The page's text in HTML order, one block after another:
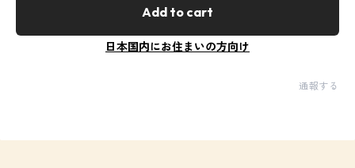
Add to cart
日本国内にお住まいの方向け
通報する